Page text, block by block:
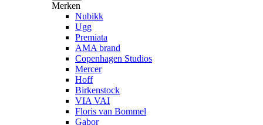
Merken
Nubikk
Ugg
Premiata
AMA brand
Copenhagen Studios
Mercer
Hoff
Birkenstock
VIA VAI
Floris van Bommel
Gabor